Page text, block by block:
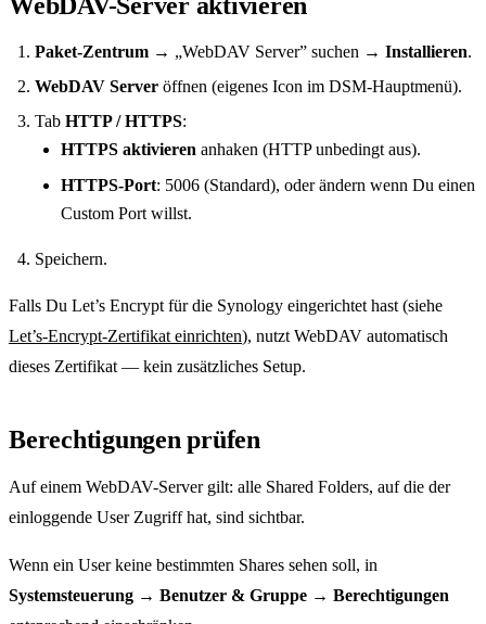
Paket-Zentrum → „WebDAV Server” suchen → Installieren.
WebDAV Server öffnen (eigenes Icon im DSM-Hauptmenü).
Tab HTTP / HTTPS:
HTTPS aktivieren anhaken (HTTP unbedingt aus).
HTTPS-Port: 5006 (Standard), oder ändern wenn Du einen
Custom Port willst.
Speichern.
Falls Du Let’s Encrypt für die Synology eingerichtet hast (siehe
Let’s-Encrypt-Zertifikat einrichten), nutzt WebDAV automatisch
dieses Zertifikat — kein zusätzliches Setup.
Berechtigungen prüfen
Auf einem WebDAV-Server gilt: alle Shared Folders, auf die der
einloggende User Zugriff hat, sind sichtbar.
Wenn ein User keine bestimmten Shares sehen soll, in
Systemsteuerung → Benutzer & Gruppe → Berechtigungen